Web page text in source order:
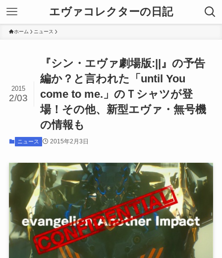
エヴァコレクターの日記
ホーム ニュース
『シン・エヴァ劇場版:||』の予告
編か？と言われた「until You
come to me.」のＴシャツが登
場！その他、新型エヴァ・無号機
の情報も
2015
2/03
ニュース 2015年2月3日